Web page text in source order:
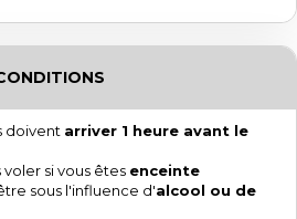
doivent arriver 1 heure avant le
si vous êtes enceinte
sous l'influence d'alcool ou de